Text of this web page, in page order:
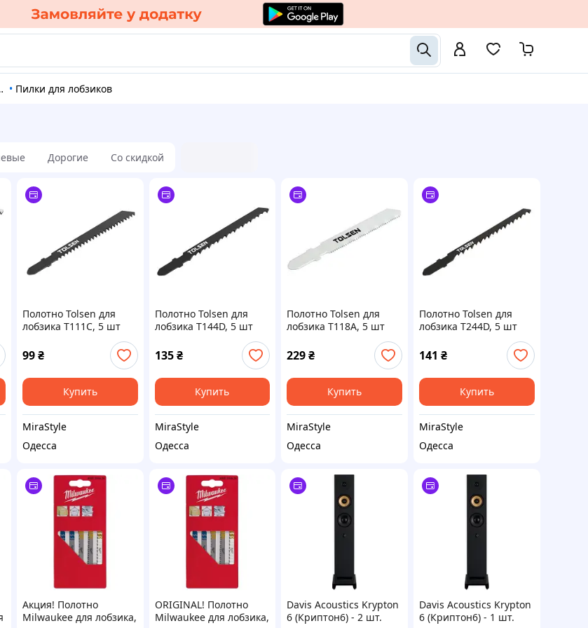
• Пилки для лобзиков
Дорогие Со скидкой
Полотно Tolsen для
лобзика Т111С, 5 шт
99₴
Купить
MiraStyle
Одесса
Полотно Tolsen для
лобзика Т144D, 5 шт
135 ₴
Купить
MiraStyle
Одесса
Полотно Tolsen для
лобзика Т118A, 5 шт
229₴
Купить
MiraStyle
Одесса
Полотно Tolsen для
лобзика Т244D, 5 шт
141 ₴
Купить
MiraStyle
Одесса
Акция! Полотно
Milwaukee для лобзика,
ORIGINAL! Полотно
Milwaukee для лобзика,
Davis Acoustics Krypton
6 (Криптон6) - 2 шт.
Davis Acoustics Krypton
6 (Криптон6) - 1 шт.